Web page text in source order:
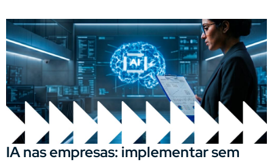
IA nas empresas: implementar sem